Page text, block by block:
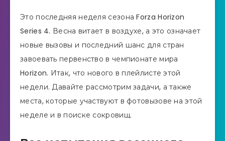
Это последняя неделя сезона Forza Horizon
Series 4. Весна витает в воздухе, а это означает
новые вызовы и последний шанс для стран
завоевать первенство в чемпионате мира
Horizon. Итак, что нового в плейлисте этой
недели. Давайте рассмотрим задачи, а также
места, которые участвуют в фотовызове на этой
неделе и в поиске сокровищ.